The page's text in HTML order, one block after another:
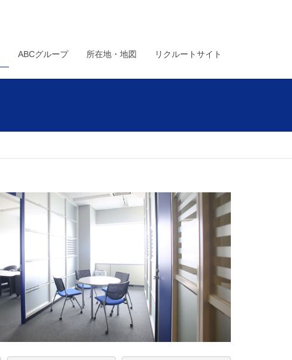
ABCグループ 所在地・地図 リクルートサイト